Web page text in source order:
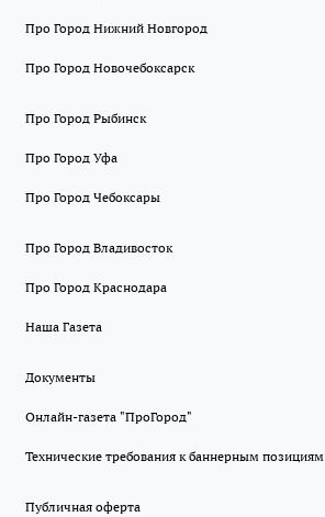
Про Город Нижний Новгород
Про Город Новочебоксарск
Про Город Рыбинск
Про Город Уфа
Про Город Чебоксары
Про Город Владивосток
Про Город Краснодара
Наша Газета
Документы
Онлайн-газета "ПроГород"
Технические требования к баннерным позициям
Публичная оферта